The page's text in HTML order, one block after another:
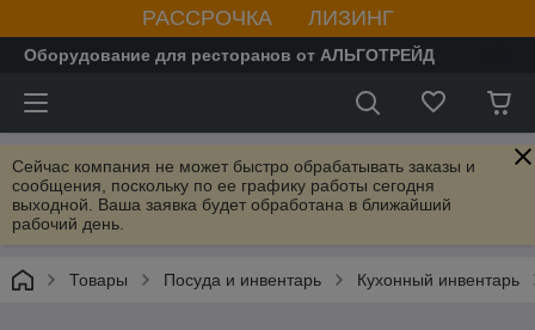
РАССРОЧКА ЛИЗИНГ
Оборудование для ресторанов от АЛЬГОТРЕЙД
Сейчас компания не может быстро обрабатывать заказы и
сообщения, поскольку по ее графику работы сегодня
выходной. Ваша заявка будет обработана в ближайший
рабочий день.
Товары Посуда и инвентарь Кухонный инвентарь